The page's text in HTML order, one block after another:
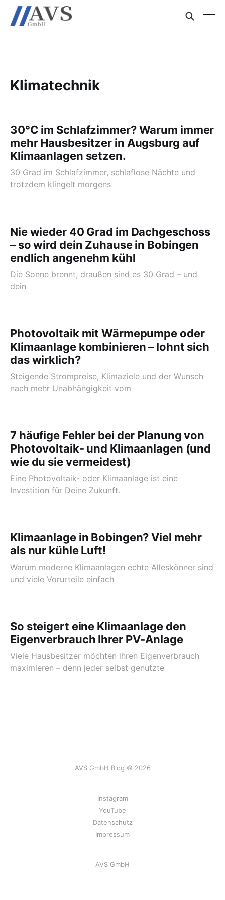
Klimatechnik
30°C im Schlafzimmer? Warum immer
mehr Hausbesitzer in Augsburg auf
Klimaanlagen setzen.
30 Grad im Schlafzimmer, schlaflose Nächte und
trotzdem klingelt morgens
Nie wieder 40 Grad im Dachgeschoss
– so wird dein Zuhause in Bobingen
endlich angenehm kühl
Die Sonne brennt, draußen sind es 30 Grad – und
dein
Photovoltaik mit Wärmepumpe oder
Klimaanlage kombinieren – lohnt sich
das wirklich?
Steigende Strompreise, Klimaziele und der Wunsch
nach mehr Unabhängigkeit vom
7 häufige Fehler bei der Planung von
Photovoltaik- und Klimaanlagen (und
wie du sie vermeidest)
Eine Photovoltaik- oder Klimaanlage ist eine
Investition für Deine Zukunft.
Klimaanlage in Bobingen? Viel mehr
als nur kühle Luft!
Warum moderne Klimaanlagen echte Alleskönner sind
und viele Vorurteile einfach
So steigert eine Klimaanlage den
Eigenverbrauch Ihrer PV-Anlage
Viele Hausbesitzer möchten ihren Eigenverbrauch
maximieren – denn jeder selbst genutzte
AVS GmbH Blog © 2026
Instagram
YouTube
Datenschutz
Impressum
AVS GmbH